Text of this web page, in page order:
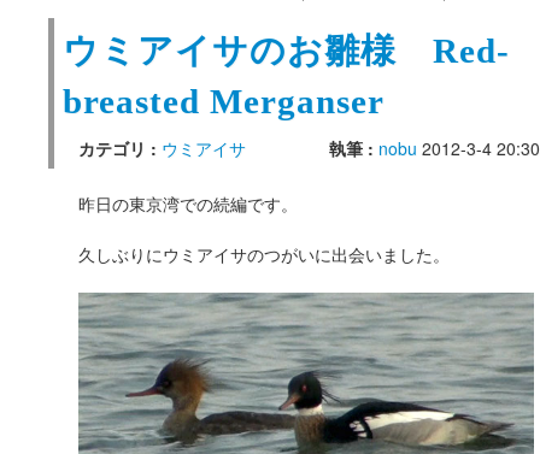
ウミアイサのお雛様 Red-
breasted Merganser
カテゴリ : ウミアイサ 執筆 : nobu 2012-3-4 20:30
昨日の東京湾での続編です。
久しぶりにウミアイサのつがいに出会いました。